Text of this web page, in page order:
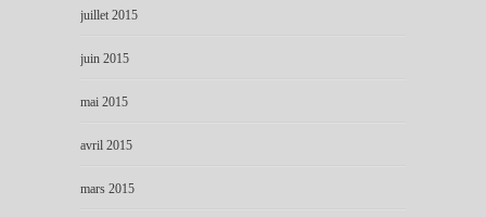
juillet 2015
juin 2015
mai 2015
avril 2015
mars 2015